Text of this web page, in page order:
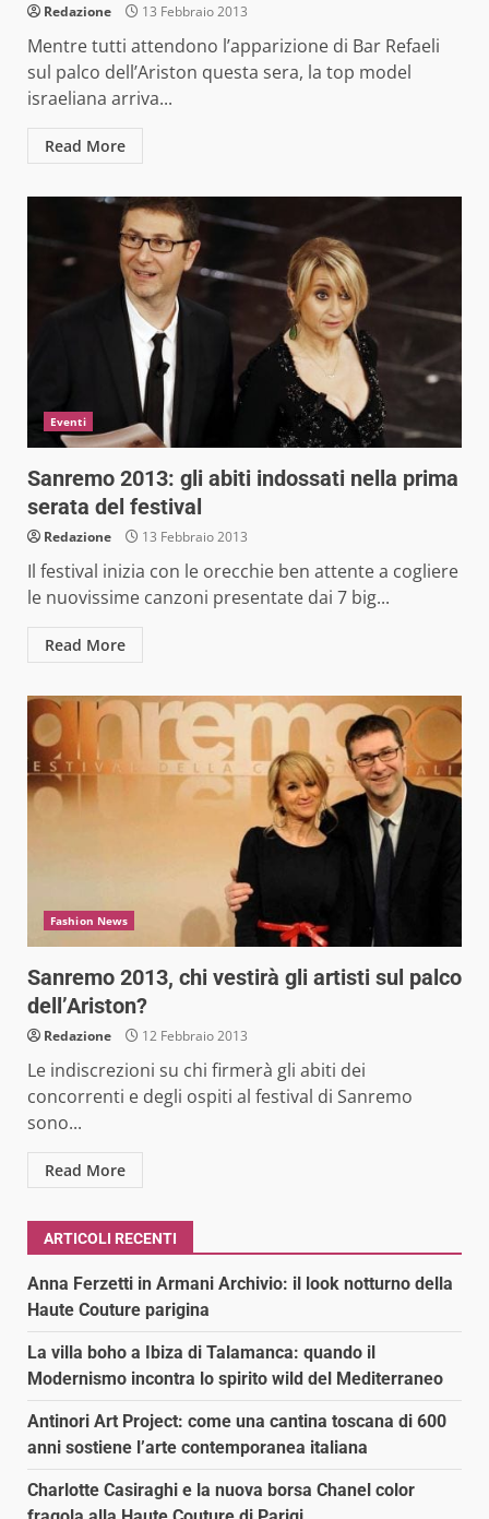
Redazione 13 Febbraio 2013
Mentre tutti attendono l’apparizione di Bar Refaeli
sul palco dell’Ariston questa sera, la top model
israeliana arriva...
Read More
Eventi
Sanremo 2013: gli abiti indossati nella prima
serata del festival
Redazione 13 Febbraio 2013
Il festival inizia con le orecchie ben attente a cogliere
le nuovissime canzoni presentate dai 7 big...
Read More
Fashion News
Sanremo 2013, chi vestirà gli artisti sul palco
dell’Ariston?
Redazione 12 Febbraio 2013
Le indiscrezioni su chi firmerà gli abiti dei
concorrenti e degli ospiti al festival di Sanremo
sono...
Read More
ARTICOLI RECENTI
Anna Ferzetti in Armani Archivio: il look notturno della
Haute Couture parigina
La villa boho a Ibiza di Talamanca: quando il
Modernismo incontra lo spirito wild del Mediterraneo
Antinori Art Project: come una cantina toscana di 600
anni sostiene l’arte contemporanea italiana
Charlotte Casiraghi e la nuova borsa Chanel color